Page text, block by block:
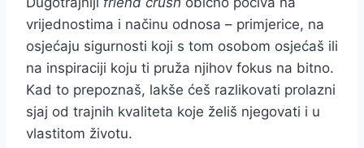
vrijednostima i načinu odnosa – primjerice, na
osjećaju sigurnosti koji s tom osobom osjećaš ili
na inspiraciji koju ti pruža njihov fokus na bitno.
Kad to prepoznaš, lakše ćeš razlikovati prolazni
sjaj od trajnih kvaliteta koje želiš njegovati i u
vlastitom životu.